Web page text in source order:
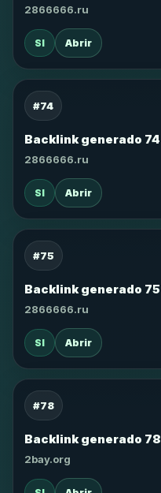
2866666.ru
SI Abrir
#74
Backlink generado 74
2866666.ru
SI Abrir
#75
Backlink generado 75
2866666.ru
SI Abrir
#78
Backlink generado 78
2bay.org